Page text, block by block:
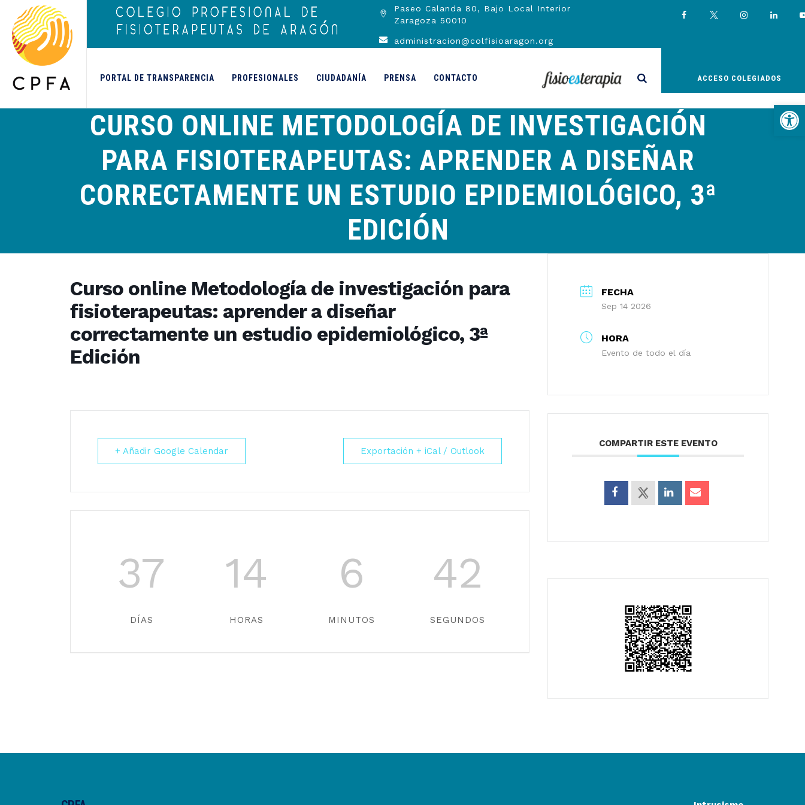
contenido
Paseo Calanda 80, Bajo Local Interior
Zaragoza 50010
administracion@colfisioaragon.org
ACCESO COLEGIADOS
PORTAL DE TRANSPARENCIA PROFESIONALES CIUDADANÍA PRENSA CONTACTO FISIOESTERAPIA
CURSO ONLINE METODOLOGÍA DE INVESTIGACIÓN
PARA FISIOTERAPEUTAS: APRENDER A DISEÑAR
CORRECTAMENTE UN ESTUDIO EPIDEMIOLÓGICO, 3ª
EDICIÓN
Curso online Metodología de investigación para
fisioterapeutas: aprender a diseñar
correctamente un estudio epidemiológico, 3ª
Edición
+ Añadir Google Calendar Exportación + iCal / Outlook
37
DÍAS
14
HORAS
6
MINUTOS
42
SEGUNDOS
FECHA
Sep 14 2026
HORA
Evento de todo el día
COMPARTIR ESTE EVENTO